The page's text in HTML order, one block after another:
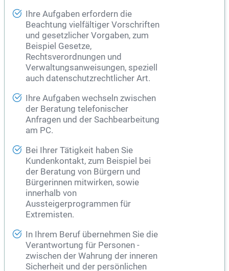
Ihre Aufgaben erfordern die
Beachtung vielfältiger Vorschriften
und gesetzlicher Vorgaben, zum
Beispiel Gesetze,
Rechtsverordnungen und
Verwaltungsanweisungen, speziell
auch datenschutzrechtlicher Art.
Ihre Aufgaben wechseln zwischen
der Beratung telefonischer
Anfragen und der Sachbearbeitung
am PC.
Bei Ihrer Tätigkeit haben Sie
Kundenkontakt, zum Beispiel bei
der Beratung von Bürgern und
Bürgerinnen mitwirken, sowie
innerhalb von
Aussteigerprogrammen für
Extremisten.
In Ihrem Beruf übernehmen Sie die
Verantwortung für Personen -
zwischen der Wahrung der inneren
Sicherheit und der persönlichen